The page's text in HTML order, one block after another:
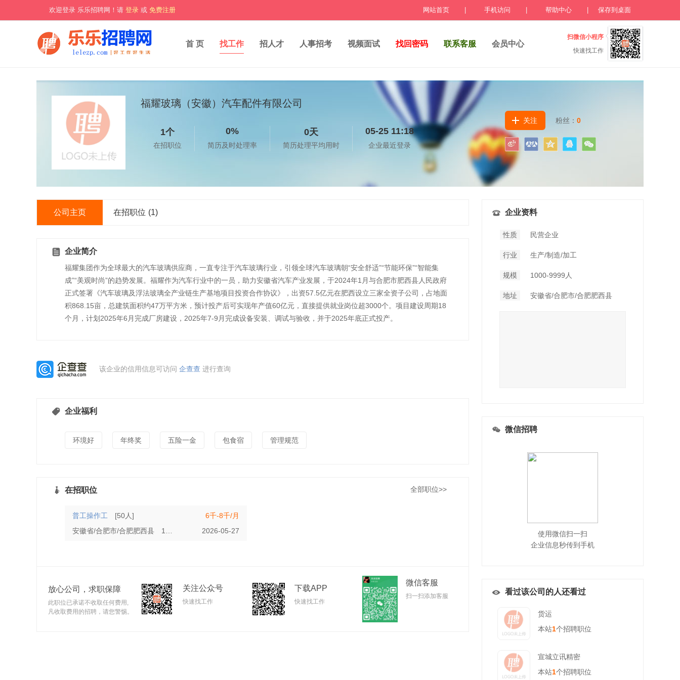
欢迎登录 乐乐招聘网！请 登录 或 免费注册 网站首页 手机访问 帮助中心 保存到桌面
首 页 找工作 招人才 人事招考 视频面试 找回密码 联系客服 会员中心
扫微信小程序
快速找工作
福耀玻璃（安徽）汽车配件有限公司
1个
在招职位
0%
简历及时处理率
0天
简历处理平均用时
05-25 11:18
企业最近登录
关注 粉丝： 0
公司主页 在招职位 (1)
企业简介
福耀集团作为全球最大的汽车玻璃供应商，一直专注于汽车玻璃行业，引领全球汽车玻璃朝“安全舒适”“节能环保”“智能集
成”“美观时尚”的趋势发展。福耀作为汽车行业中的一员，助力安徽省汽车产业发展，于2024年1月与合肥市肥西县人民政府
正式签署《汽车玻璃及浮法玻璃全产业链生产基地项目投资合作协议》，出资57.5亿元在肥西设立三家全资子公司，占地面
积868.15亩，总建筑面积约47万平方米，预计投产后可实现年产值60亿元，直接提供就业岗位超3000个。项目建设周期18
个月，计划2025年6月完成厂房建设，2025年7-9月完成设备安装、调试与验收，并于2025年底正式投产。
该企业的信用信息可访问 企查查 进行查询
企业福利
环境好 年终奖 五险一金 包食宿 管理规范
在招职位 全部职位>>
普工操作工 [50人]
6千-8千/月
安徽省/合肥市/合肥肥西县
1年以上 初中2026-05-27
放心公司，求职保障
此职位已承诺不收取任何费用,
凡收取费用的招聘，请您警惕。
关注公众号
快速找工作
下载APP
快速找工作
微信客服
扫一扫添加客服
企业资料
性质 民营企业
行业 生产/制造/加工
规模 1000-9999人
地址 安徽省/合肥市/合肥肥西县
微信招聘
使用微信扫一扫
企业信息秒传到手机
看过该公司的人还看过
货运
本站1个招聘职位
宣城立讯精密
本站1个招聘职位